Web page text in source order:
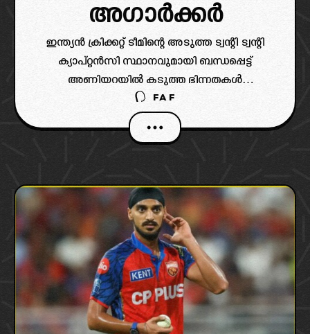
അഗാർക്കർ
ഇന്ത്യൻ ക്രിക്കറ്റ് ടീമിന്റെ അടുത്ത ട്വന്റി ട്വന്റി
ക്യാപ്റ്റൻസി സ്ഥാനവുമായി ബന്ധപ്പെട്ട്
അണിയറയിൽ കടുത്ത ഭിന്നതകൾ
പുകയുന്നതായി റിപ്പോർട്ട്. പുതിയ ക്യാപ്റ്റൻ
ആരാകണമെന്ന കാര്യത്തിൽ ഇന്ത്യൻ ടീമിന്റെ
മുഖ്യ കോച്ച് ഗൗതം ഗംഭീറും ചീഫ് സെലക്ടർ
FAF